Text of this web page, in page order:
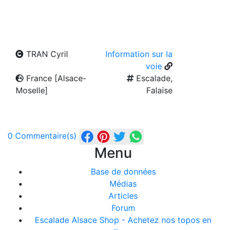
TRAN Cyril
Information sur la
voie
France [Alsace-
Moselle]
Escalade,
Falaise
0 Commentaire(s)
Menu
Base de données
Médias
Articles
Forum
Escalade Alsace Shop - Achetez nos topos en